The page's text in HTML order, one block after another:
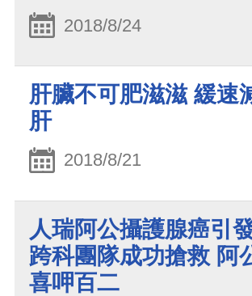
2018/8/24
肝臟不可肥滋滋 緩速
肝
2018/8/21
人瑞阿公攝護腺癌引
跨科團隊成功搶救 阿
喜呷百二